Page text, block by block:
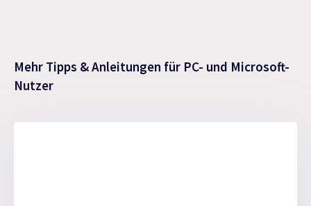
Mehr Tipps & Anleitungen für PC- und Microsoft-
Nutzer